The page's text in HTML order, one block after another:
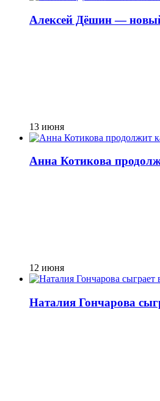
Алексей Дёшин —
13 июня
Анна Котикова
12 июня
Наталия Гончарова